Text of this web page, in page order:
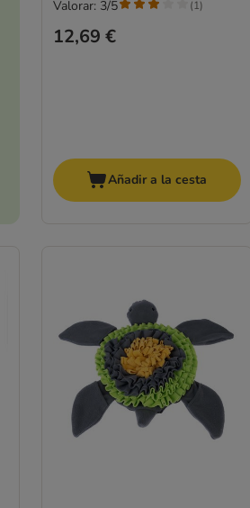
12,69 €
Valorar: 3/5 (1)
Añadir a la cesta